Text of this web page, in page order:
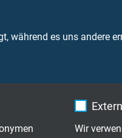
während es uns andere
Wir